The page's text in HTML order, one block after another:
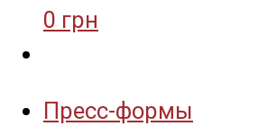
0 грн
Пресс-формы